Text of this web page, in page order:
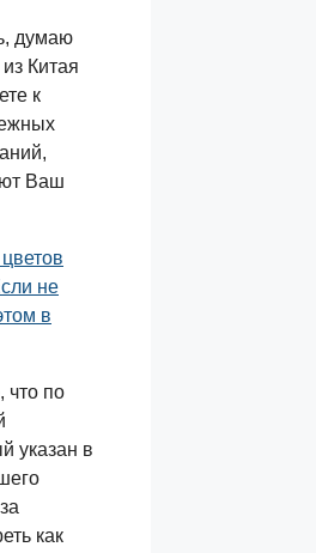
думаю
Китая
к
Ваш
не
в
что по
указан в
как